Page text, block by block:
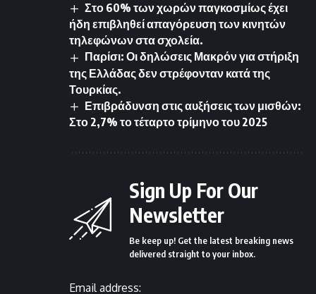
Στο 60% των χωρών παγκοσμίως έχει
ήδη επιβληθεί απαγόρευση των κινητών
τηλεφώνων στα σχολεία.
Παρίσι: Οι δηλώσεις Μακρόν για στήριξη
της Ελλάδας δεν στρέφονταν κατά της
Τουρκίας.
Επιβράδυνση στις αυξήσεις των μισθών:
Στο 2,7% το τέταρτο τρίμηνο του 2025
Sign Up For Our
Newsletter
Be keep up! Get the latest breaking news
delivered straight to your inbox.
Email address: